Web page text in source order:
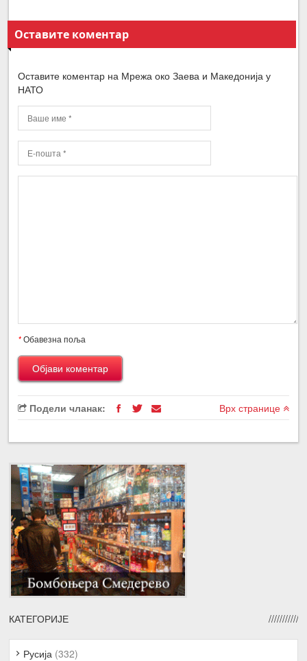
Оставите коментар
Оставите коментар на Мрежа око Заева и Македонија у
НАТО
*Обавезна поља
Подели чланак: Врх странице
КАТЕГОРИЈЕ
Русија (332)